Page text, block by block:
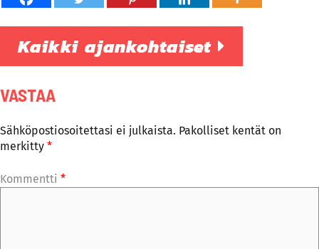
Kaikki ajankohtaiset
VASTAA
Sähköpostiosoitettasi ei julkaista. Pakolliset kentät on
merkitty *
Kommentti *